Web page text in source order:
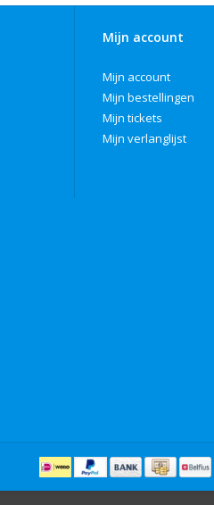
Mijn account
Mijn account
Mijn bestellingen
Mijn tickets
Mijn verlanglijst